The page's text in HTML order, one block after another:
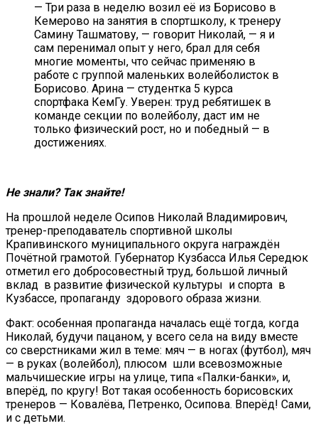
— Три раза в неделю возил её из Борисово в
Кемерово на занятия в спортшколу, к тренеру
Самину Ташматову, — говорит Николай, — я и
сам перенимал опыт у него, брал для себя
многие моменты, что сейчас применяю в
работе с группой маленьких волейболисток в
Борисово. Арина — студентка 5 курса
спортфака КемГу. Уверен: труд ребятишек в
команде секции по волейболу, даст им не
только физический рост, но и победный — в
достижениях.
Не знали? Так знайте!
На прошлой неделе Осипов Николай Владимирович,
тренер-преподаватель спортивной школы
Крапивинского муниципального округа награждён
Почётной грамотой. Губернатор Кузбасса Илья Середюк
отметил его добросовестный труд, большой личный
вклад в развитие физической культуры и спорта в
Кузбассе, пропаганду здорового образа жизни.
Факт: особенная пропаганда началась ещё тогда, когда
Николай, будучи пацаном, у всего села на виду вместе
со сверстниками жил в теме: мяч — в ногах (футбол), мяч
— в руках (волейбол), плюсом шли всевозможные
мальчишеские игры на улице, типа «Палки-банки», и,
вперёд, по кругу! Вот такая особенность борисовских
тренеров — Ковалёва, Петренко, Осипова. Вперёд! Сами,
и с детьми.